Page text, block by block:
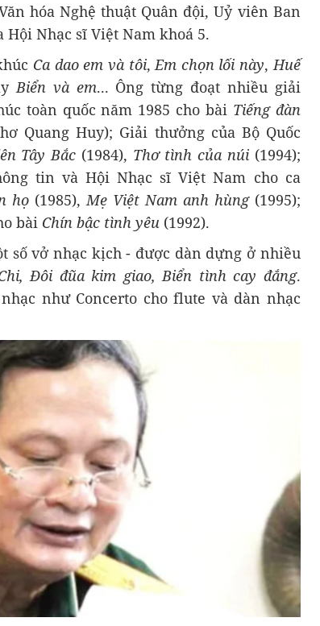
hóa Nghệ thuật Quân đội, Uỷ viên Ban
Nhạc sĩ Việt Nam khoá 5.
Ca dao em và tôi,Em chọn lối này,Huế
Biển và em... Ông từng đoạt nhiều giải
toàn quốc năm 1985 cho bài Tiếng đàn
Quang Huy); Giải thưởng của Bộ Quốc
Tây Bắc (1984), Thơ tình của núi (1994);
tin và Hội Nhạc sĩ Việt Nam cho ca
họ(1985),Mẹ Việt Nam anh hùng(1995);
bài Chín bậc tình yêu (1992).
số vở nhạc kịch - được dàn dựng ở nhiều
Đôi đũa kim giao, Biển tình cay đắng.
như Concerto cho flute và dàn nhạc